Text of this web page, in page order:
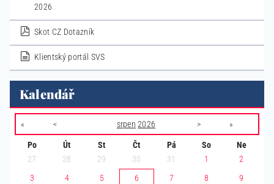
2026
pdf
Skot CZ Dotazník
dokument
Klientský portál SVS
Kalendář
« < srpen 2026 > »
Po Út St Čt Pá So
Ne
27
28 29 30 31 1
2
3
4 5 6 7 8
9